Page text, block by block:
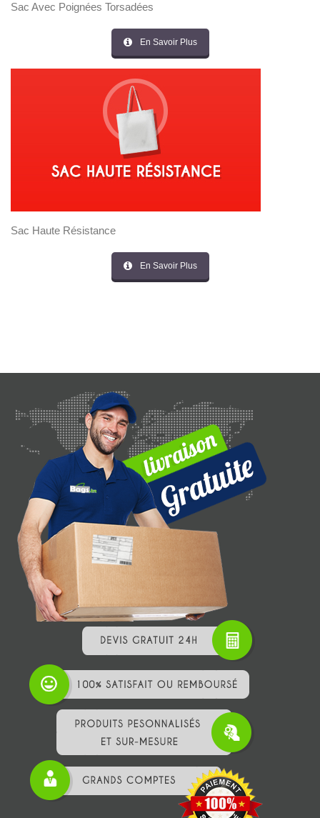
Sac Avec Poignées Torsadées
En Savoir Plus
Sac Haute Résistance
En Savoir Plus